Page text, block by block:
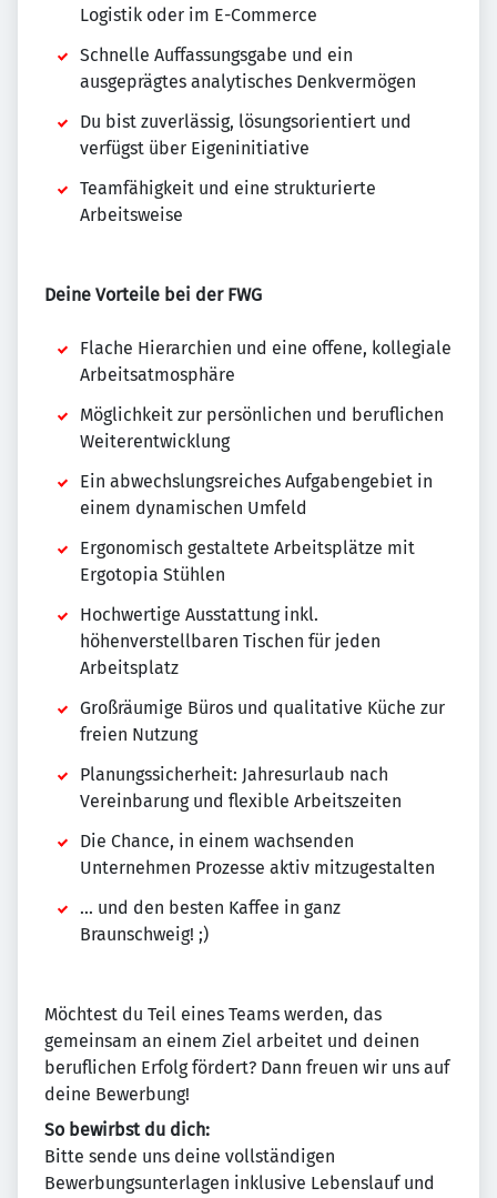
Logistik oder im E-Commerce
Schnelle Auffassungsgabe und ein
ausgeprägtes analytisches Denkvermögen
Du bist zuverlässig, lösungsorientiert und
verfügst über Eigeninitiative
Teamfähigkeit und eine strukturierte
Arbeitsweise
Deine Vorteile bei der FWG
Flache Hierarchien und eine offene, kollegiale
Arbeitsatmosphäre
Möglichkeit zur persönlichen und beruflichen
Weiterentwicklung
Ein abwechslungsreiches Aufgabengebiet in
einem dynamischen Umfeld
Ergonomisch gestaltete Arbeitsplätze mit
Ergotopia Stühlen
Hochwertige Ausstattung inkl.
höhenverstellbaren Tischen für jeden
Arbeitsplatz
Großräumige Büros und qualitative Küche zur
freien Nutzung
Planungssicherheit: Jahresurlaub nach
Vereinbarung und flexible Arbeitszeiten
Die Chance, in einem wachsenden
Unternehmen Prozesse aktiv mitzugestalten
... und den besten Kaffee in ganz
Braunschweig! ;)
Möchtest du Teil eines Teams werden, das
gemeinsam an einem Ziel arbeitet und deinen
beruflichen Erfolg fördert? Dann freuen wir uns auf
deine Bewerbung!
So bewirbst du dich:
Bitte sende uns deine vollständigen
Bewerbungsunterlagen inklusive Lebenslauf und